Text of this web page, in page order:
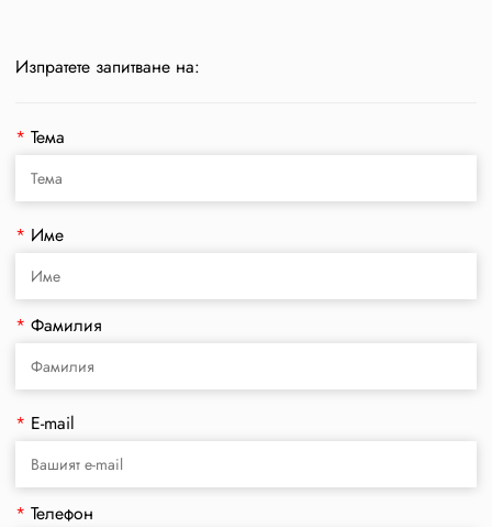
Изпратете запитване на:
* Тема
* Име
* Фамилия
* E-mail
* Телефон